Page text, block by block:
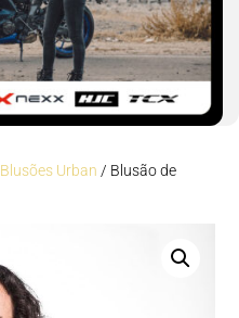
Blusões Urban / Blusão de